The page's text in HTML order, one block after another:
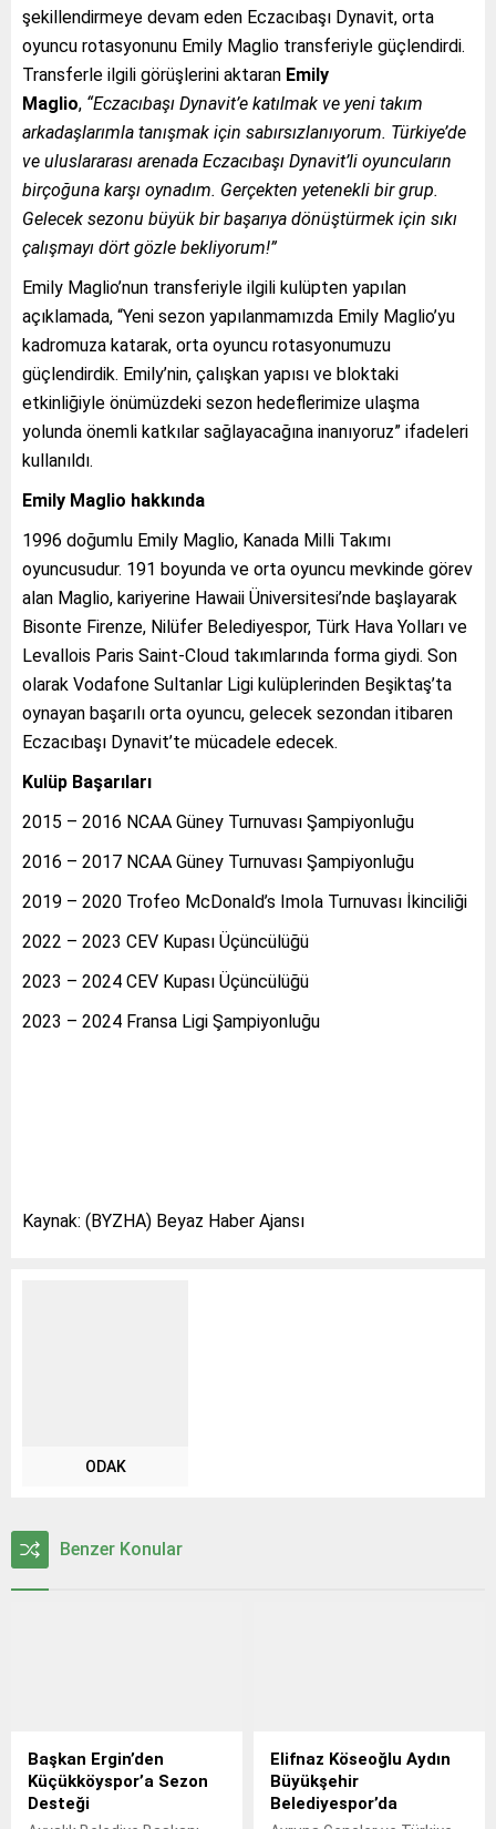
şekillendirmeye devam eden Eczacıbaşı Dynavit, orta
oyuncu rotasyonunu Emily Maglio transferiyle güçlendirdi.
Transferle ilgili görüşlerini aktaran Emily
Maglio, “Eczacıbaşı Dynavit’e katılmak ve yeni takım
arkadaşlarımla tanışmak için sabırsızlanıyorum. Türkiye’de
ve uluslararası arenada Eczacıbaşı Dynavit’li oyuncuların
birçoğuna karşı oynadım. Gerçekten yetenekli bir grup.
Gelecek sezonu büyük bir başarıya dönüştürmek için sıkı
çalışmayı dört gözle bekliyorum!”
Emily Maglio’nun transferiyle ilgili kulüpten yapılan
açıklamada, “Yeni sezon yapılanmamızda Emily Maglio’yu
kadromuza katarak, orta oyuncu rotasyonumuzu
güçlendirdik. Emily’nin, çalışkan yapısı ve bloktaki
etkinliğiyle önümüzdeki sezon hedeflerimize ulaşma
yolunda önemli katkılar sağlayacağına inanıyoruz” ifadeleri
kullanıldı.
Emily Maglio hakkında
1996 doğumlu Emily Maglio, Kanada Milli Takımı
oyuncusudur. 191 boyunda ve orta oyuncu mevkinde görev
alan Maglio, kariyerine Hawaii Üniversitesi’nde başlayarak
Bisonte Firenze, Nilüfer Belediyespor, Türk Hava Yolları ve
Levallois Paris Saint-Cloud takımlarında forma giydi. Son
olarak Vodafone Sultanlar Ligi kulüplerinden Beşiktaş’ta
oynayan başarılı orta oyuncu, gelecek sezondan itibaren
Eczacıbaşı Dynavit’te mücadele edecek.
Kulüp Başarıları
2015 – 2016 NCAA Güney Turnuvası Şampiyonluğu
2016 – 2017 NCAA Güney Turnuvası Şampiyonluğu
2019 – 2020 Trofeo McDonald’s Imola Turnuvası İkinciliği
2022 – 2023 CEV Kupası Üçüncülüğü
2023 – 2024 CEV Kupası Üçüncülüğü
2023 – 2024 Fransa Ligi Şampiyonluğu
Kaynak: (BYZHA) Beyaz Haber Ajansı
ODAK
Benzer Konular
Başkan Ergin’den
Küçükköyspor’a Sezon
Desteği
Elifnaz Köseoğlu Aydın
Büyükşehir
Belediyespor’da